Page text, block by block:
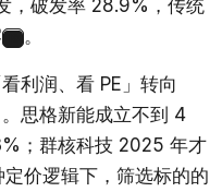
，破发率 28.9%，传统
。
利润、看 PE」转向
。思格新能成立不到 4
；群核科技 2025 年才
定价逻辑下，筛选标的的